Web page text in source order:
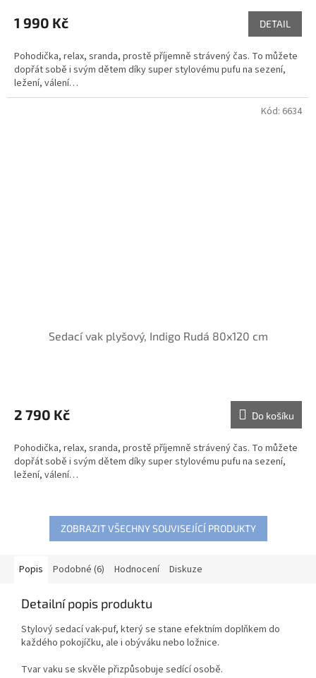
1 990 Kč DETAIL
Pohodička, relax, sranda, prostě příjemně strávený čas. To můžete
dopřát sobě i svým dětem díky super stylovému pufu na sezení,
ležení, válení…
Sedací vak plyšový, Indigo Rudá 80x120 cm
2 790 Kč Do košíku
Pohodička, relax, sranda, prostě příjemně strávený čas. To můžete
dopřát sobě i svým dětem díky super stylovému pufu na sezení,
ležení, válení…
Kód: 6634
ZOBRAZIT VŠECHNY SOUVISEJÍCÍ PRODUKTY
Popis Podobné (6) Hodnocení Diskuze
Detailní popis produktu
Stylový sedací vak-puf, který se stane efektním doplňkem do
každého pokojíčku, ale i obýváku nebo ložnice.
Tvar vaku se skvěle přizpůsobuje sedící osobě.